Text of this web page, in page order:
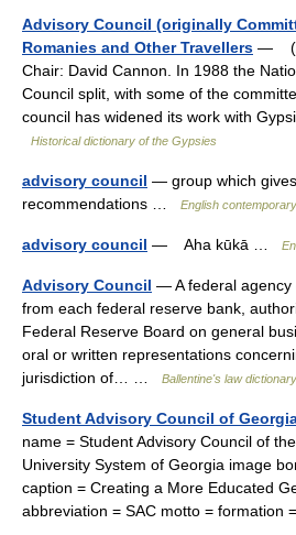
Advisory Council (originally
Romanies and Other Travellers —
Chair: David Cannon. In 1988 the
Council split, with some of the
council has widened its work with
Historical dictionary of the Gypsies
advisory council — group which
recommendations …
English
advisory council — Aha kūkā …
Advisory Council — A federal agency
from each federal reserve bank,
Federal Reserve Board on general
oral or written representations
jurisdiction of… …
Ballentine's law dictionary
Student Advisory Council of
name = Student Advisory Council of
University System of Georgia image
caption = Creating a More Educated
abbreviation = SAC motto =